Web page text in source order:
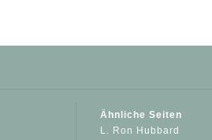
Ähnliche Seiten
L. Ron Hubbard